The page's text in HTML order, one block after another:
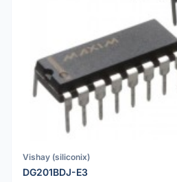
Vishay (siliconix)
DG201BDJ-E3